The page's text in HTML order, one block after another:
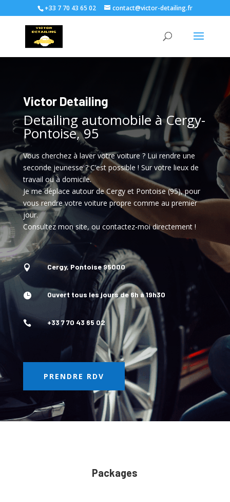
+33 7 70 43 65 02 contact@victor-detailing.fr
Victor Detailing
Detailing automobile à Cergy-
Pontoise, 95
Vous cherchez à laver votre voiture ? Lui rendre une
seconde jeunesse ? C’est possible ! Sur votre lieux de
travail ou à domicile.
Je me déplace autour de Cergy et Pontoise (95), pour
vous rendre votre voiture propre comme au premier
jour.
Consultez mon site, ou contactez-moi directement !
 Cergy, Pontoise 95000
 Ouvert tous les jours de 6h à 19h30
 +33 7 70 43 65 02
PRENDRE RDV
Packages